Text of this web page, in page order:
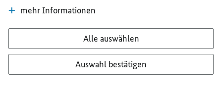
mehr Informationen
Alle auswählen
Auswahl bestätigen